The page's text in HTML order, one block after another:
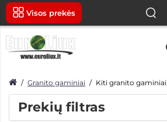
Visos prekės
Granito gaminiai Kiti granito
Prekių filtras